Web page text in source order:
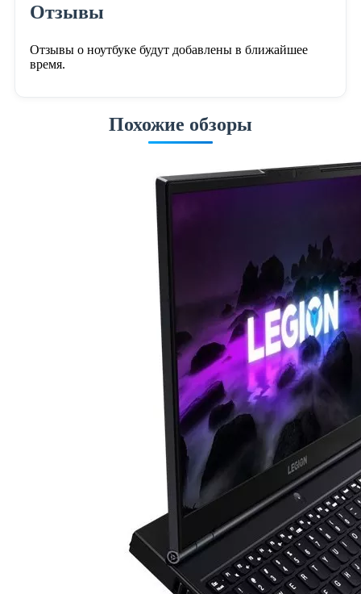
Отзывы
Отзывы о ноутбуке будут добавлены в ближайшее
время.
Похожие обзоры